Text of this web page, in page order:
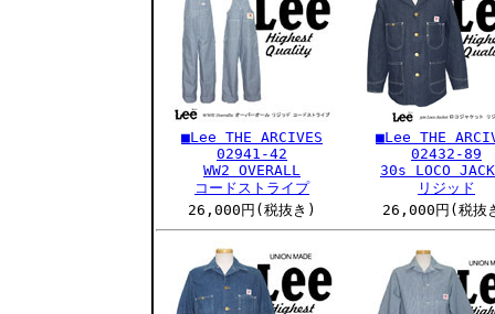
■Lee THE ARCIVES
02941-42
WW2 OVERALL
コードストライプ
■Lee THE
02432-89
30s LOCO
リジッド
26,000円(税抜き)
26,000円(税抜